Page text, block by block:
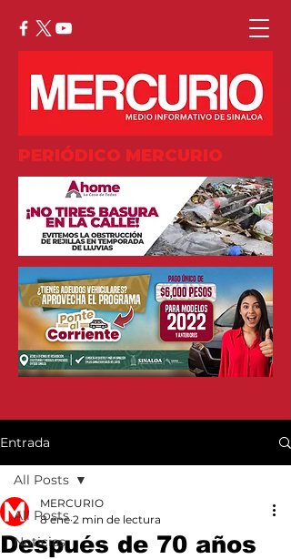
PERIÓDICO MERCURIO
Entrada
All Posts
Noticias
All Posts
Después de 70 años
MERCURIO
8 ene 2 min de lectura